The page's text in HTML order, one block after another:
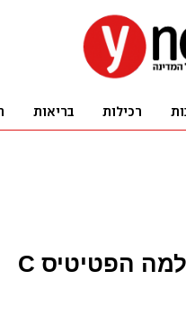
התרופה היקרה בסל, אז למה הפטיטיס C